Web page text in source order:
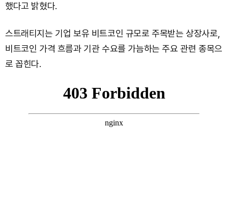
했다고 밝혔다.
스트래티지는 기업 보유 비트코인 규모로 주목받는 상장사로,
비트코인 가격 흐름과 기관 수요를 가늠하는 주요 관련 종목으
로 꼽힌다.